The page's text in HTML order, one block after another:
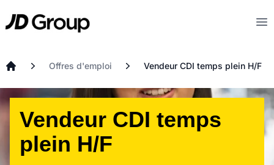
JD
Offres d'emploi Vendeur CDI temps plein H/F
Vendeur CDI temps
plein H/F